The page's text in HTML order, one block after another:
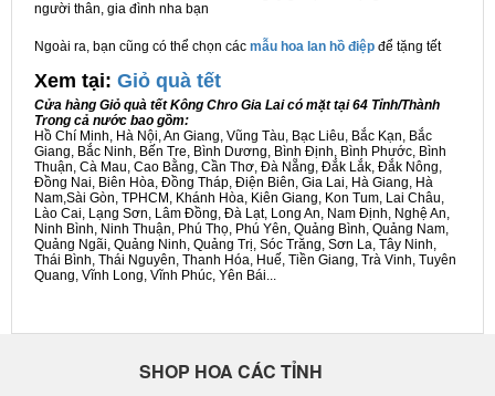
người thân, gia đình nha bạn
Ngoài ra, bạn cũng có thể chọn các mẫu hoa lan hồ điệp để tặng tết
Xem tại: Giỏ quà tết
Cửa hàng Giỏ quà tết Kông Chro Gia Lai có mặt tại 64 Tỉnh/Thành
Trong cả nước bao gồm:
Hồ Chí Minh, Hà Nội, An Giang, Vũng Tàu, Bạc Liêu, Bắc Kạn, Bắc
Giang, Bắc Ninh, Bến Tre, Bình Dương, Bình Định, Bình Phước, Bình
Thuận, Cà Mau, Cao Bằng, Cần Thơ, Đà Nẵng, Đắk Lắk, Đắk Nông,
Đồng Nai, Biên Hòa, Đồng Tháp, Điện Biên, Gia Lai, Hà Giang, Hà
Nam,Sài Gòn, TPHCM, Khánh Hòa, Kiên Giang, Kon Tum, Lai Châu,
Lào Cai, Lạng Sơn, Lâm Đồng, Đà Lạt, Long An, Nam Định, Nghệ An,
Ninh Bình, Ninh Thuận, Phú Thọ, Phú Yên, Quảng Bình, Quảng Nam,
Quảng Ngãi, Quảng Ninh, Quảng Trị, Sóc Trăng, Sơn La, Tây Ninh,
Thái Bình, Thái Nguyên, Thanh Hóa, Huế, Tiền Giang, Trà Vinh, Tuyên
Quang, Vĩnh Long, Vĩnh Phúc, Yên Bái...
SHOP HOA CÁC TỈNH